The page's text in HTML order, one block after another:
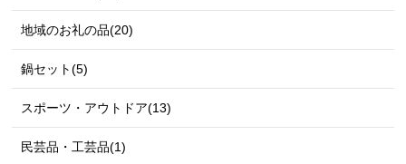
地域のお礼の品(20)
鍋セット(5)
スポーツ・アウトドア(13)
民芸品・工芸品(1)